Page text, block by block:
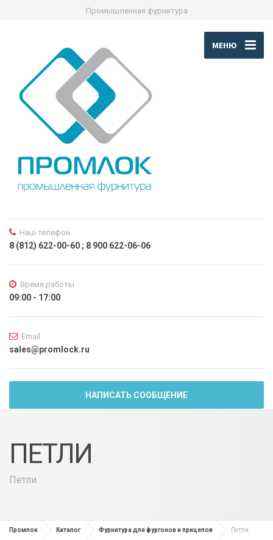
Промышленная фурнитура
МЕНЮ
Наш телефон
8 (812) 622-00-60 ; 8 900 622-06-06
Время работы
09:00 - 17:00
Email
sales@promlock.ru
НАПИСАТЬ СООБЩЕНИЕ
ПЕТЛИ
Петли
Промлок Каталог Фурнитура для фургонов и прицепов Петли